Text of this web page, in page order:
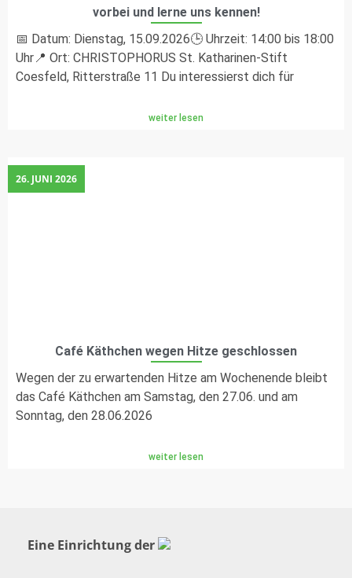
vorbei und lerne uns kennen!
📅 Datum: Dienstag, 15.09.2026🕒 Uhrzeit: 14:00 bis 18:00
Uhr📍 Ort: CHRISTOPHORUS St. Katharinen-Stift
Coesfeld, Ritterstraße 11 Du interessierst dich für
weiter lesen
Café Käthchen wegen Hitze geschlossen
26. JUNI 2026
Wegen der zu erwartenden Hitze am Wochenende bleibt
das Café Käthchen am Samstag, den 27.06. und am
Sonntag, den 28.06.2026
weiter lesen
Eine Einrichtung der